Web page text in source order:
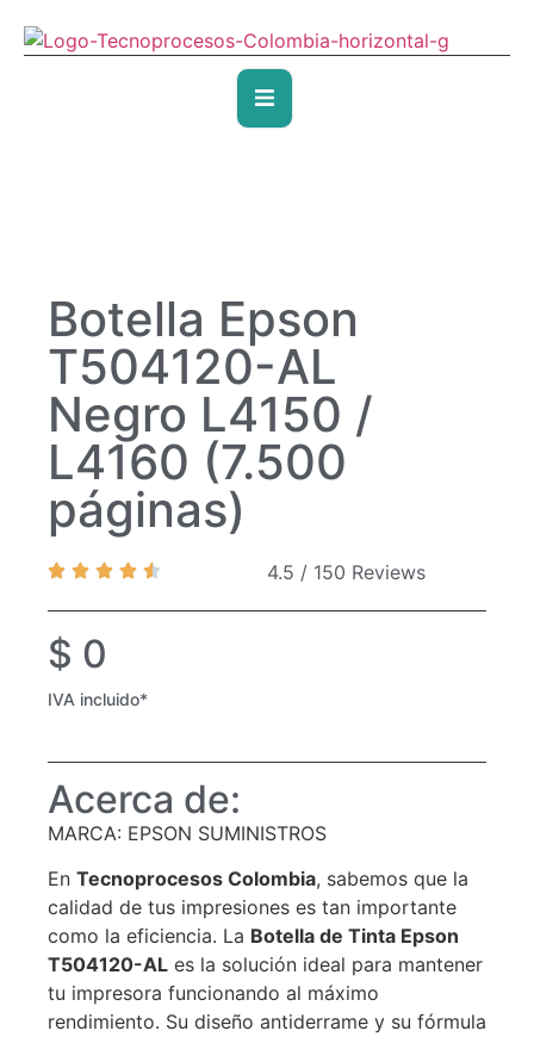
Botella Epson
T504120-AL
Negro L4150 /
L4160 (7.500
páginas)
4.5 / 150 Reviews
$ 0
IVA incluido*
Acerca de:
MARCA: EPSON SUMINISTROS
En Tecnoprocesos Colombia, sabemos que la
calidad de tus impresiones es tan importante
como la eficiencia. La Botella de Tinta Epson
T504120-AL es la solución ideal para mantener
tu impresora funcionando al máximo
rendimiento. Su diseño antiderrame y su fórmula